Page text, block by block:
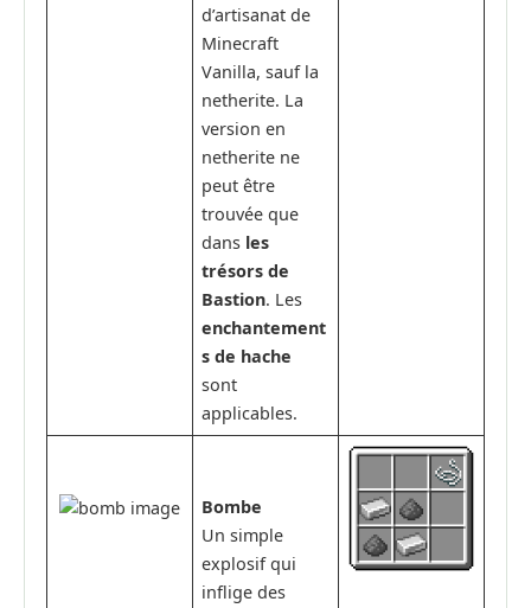
d’artisanat de
Minecraft
Vanilla, sauf la
netherite. La
version en
netherite ne
peut être
trouvée que
dans les
trésors de
Bastion. Les
enchantement
s de hache
sont
applicables.
Bombe
Un simple
explosif qui
inflige des